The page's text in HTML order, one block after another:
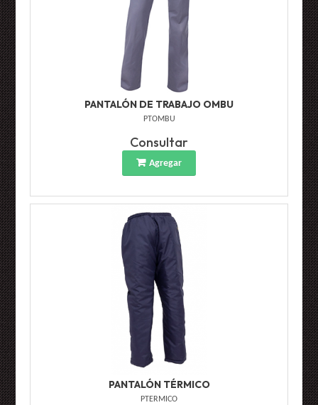
PANTALÓN DE TRABAJO OMBU
PTOMBU
Consultar
Agregar
PANTALÓN TÉRMICO
PTERMICO